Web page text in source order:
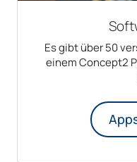
Es gibt über 50
einem Concept2